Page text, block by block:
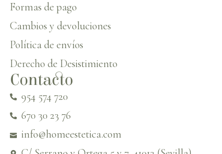
Formas de pago
Cambios y devoluciones
Política de envíos
Derecho de Desistimiento
Contacto
954 574 720
670 30 23 76
info@homeestetica.com